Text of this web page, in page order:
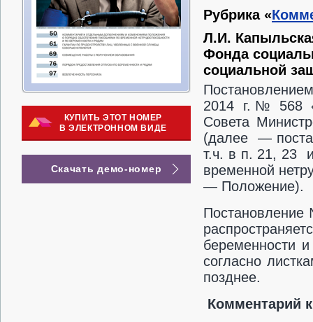
КУПИТЬ ЭТОТ НОМЕР
В ЭЛЕКТРОННОМ ВИДЕ
Скачать демо-номер
Рубрика «
Л.И.
Фонда
социальной
2014 г. № 568
Совета
(далее —
т.ч. в п. 21, 23
временной
— Положение).
беременности
согласно
позднее.
Комментарий